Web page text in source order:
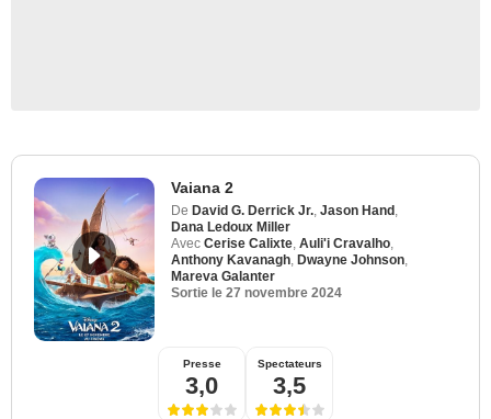
Vaiana 2
De David G. Derrick Jr. Jason Hand
Dana Ledoux Miller
Avec Cerise Calixte Auli'i Cravalho
Anthony Kavanagh Dwayne Johnson
Mareva Galanter
Sortie le 27 novembre 2024
Presse
3,0
Spectateurs
3,5